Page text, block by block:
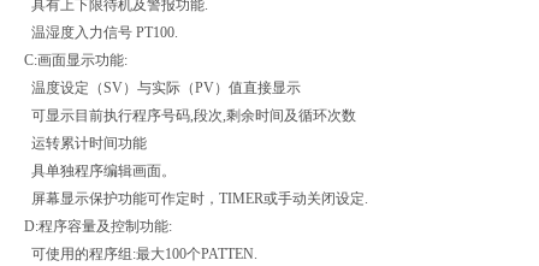
具有上下限待机及警报功能.
温湿度入力信号 PT100.
C:画面显示功能:
温度设定（SV）与实际（PV）值直接显示
可显示目前执行程序号码,段次,剩余时间及循环次数
运转累计时间功能
具单独程序编辑画面。
屏幕显示保护功能可作定时，TIMER或手动关闭设定.
D:程序容量及控制功能:
可使用的程序组:最大100个PATTEN.